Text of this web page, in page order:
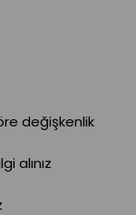
değişkenlik
alınız